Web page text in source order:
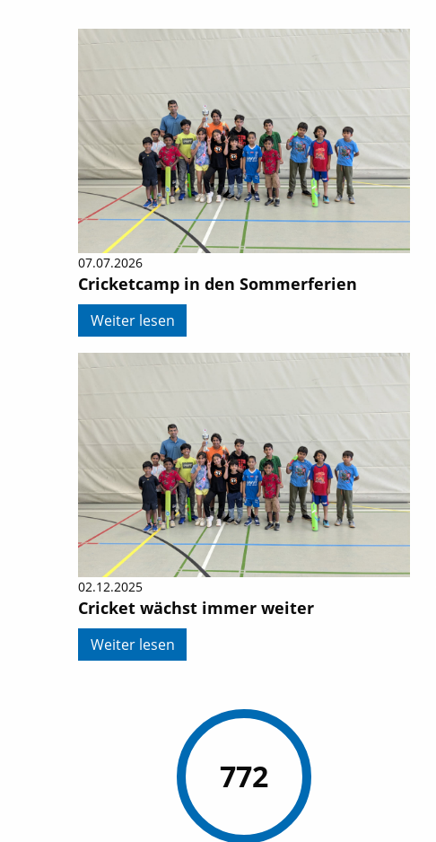
07.07.2026
Cricketcamp in den Sommerferien
Weiter lesen
02.12.2025
Cricket wächst immer weiter
Weiter lesen
772